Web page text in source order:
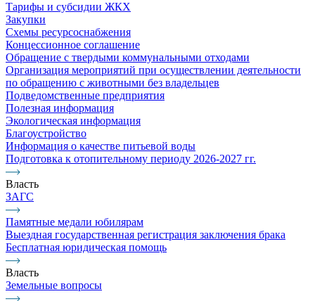
Тарифы и субсидии ЖКХ
Закупки
Схемы ресурсоснабжения
Концессионное соглашение
Обращение с твердыми коммунальными отходами
Организация мероприятий при осуществлении деятельности
по обращению с животными без владельцев
Подведомственные предприятия
Полезная информация
Экологическая информация
Благоустройство
Информация о качестве питьевой воды
Подготовка к отопительному периоду 2026-2027 гг.
Власть
ЗАГС
Памятные медали юбилярам
Выездная государственная регистрация заключения брака
Бесплатная юридическая помощь
Власть
Земельные вопросы